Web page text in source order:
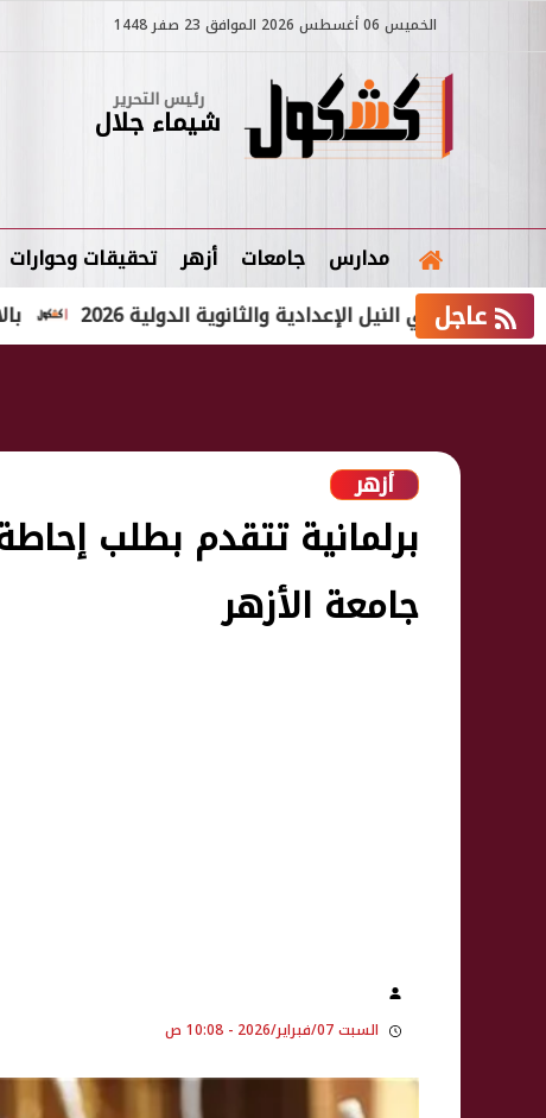
الخميس 06 أغسطس 2026 الموافق 23 صفر 1448
رئيس التحرير
شيماء جلال
مدارس جامعات أزهر تحقيقات وحوارات
عاجل بالاسم فقط.. النيل الإعدادية والثانوية الدولية 2026
أزهر
برلمانية تتقدم بطلب
جامعة الأزهر
السبت 07/فبراير/2026 - 10:08 ص